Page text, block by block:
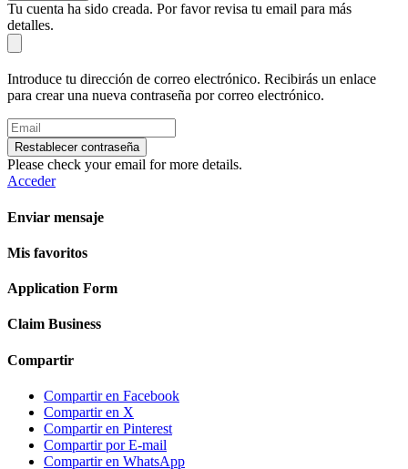
Tu cuenta ha sido creada. Por favor revisa tu email para más
detalles.
Introduce tu dirección de correo electrónico. Recibirás un enlace
para crear una nueva contraseña por correo electrónico.
Restablecer contraseña
Please check your email for more details.
Acceder
Enviar mensaje
Mis favoritos
Application Form
Claim Business
Compartir
Compartir en Facebook
Compartir en X
Compartir en Pinterest
Compartir por E-mail
Compartir en WhatsApp